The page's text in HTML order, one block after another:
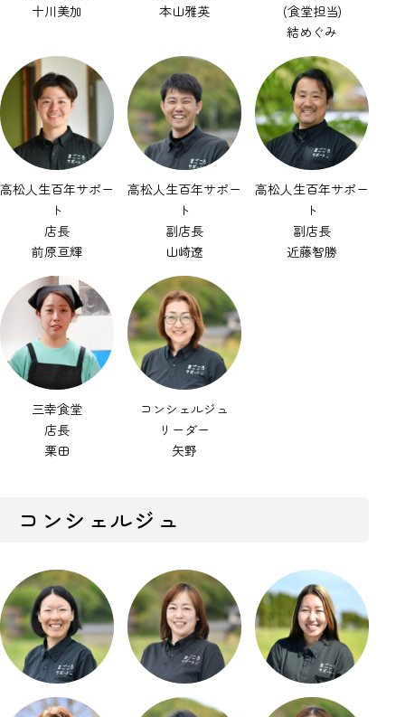
十川美加
本山雅英
(食堂担当)
結めぐみ
高松人生百年サポー
ト
店長
前原亘輝
高松人生百年サポー
ト
副店長
山崎遼
高松人生百年サポー
ト
副店長
近藤智勝
三幸食堂
店長
栗田
コンシェルジュ
リーダー
矢野
コンシェルジュ